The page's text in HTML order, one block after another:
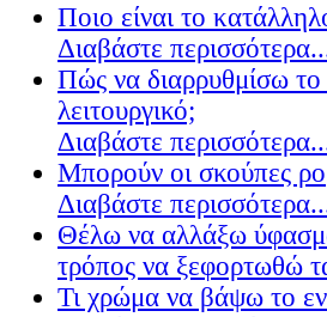
Ποιο είναι το
Διαβάστε
Πώς να διαρρυθμίσω το
λειτουργικό;
Διαβάστε
Μπορούν οι σκούπες
Διαβάστε
Θέλω να αλλάξω
τρόπος να ξεφορτωθώ
Τι χρώμα να βάψω το